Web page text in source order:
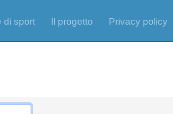
di sport Il progetto Privacy policy